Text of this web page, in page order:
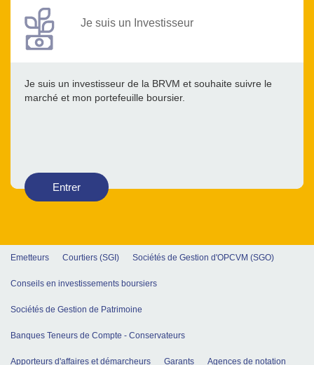
Je suis un Investisseur
Je suis un investisseur de la BRVM et souhaite suivre le
marché et mon portefeuille boursier.
Entrer
Emetteurs Courtiers (SGI) Sociétés de Gestion d'OPCVM (SGO)
Conseils en investissements boursiers
Sociétés de Gestion de Patrimoine
Banques Teneurs de Compte - Conservateurs
Apporteurs d'affaires et démarcheurs Garants Agences de notation